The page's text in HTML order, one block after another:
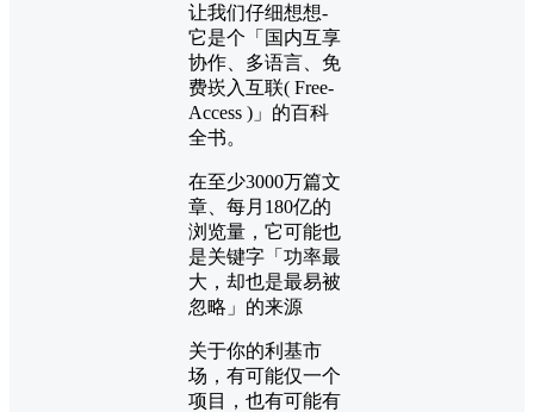
让我们仔细想想-
它是个「国内互享
协作、多语言、免
费崁入互联( Free-
Access )」的百科
全书。
在至少3000万篇文
章、每月180亿的
浏览量，它可能也
是关键字「功率最
大，却也是最易被
忽略」的来源
关于你的利基市
场，有可能仅一个
项目，也有可能有